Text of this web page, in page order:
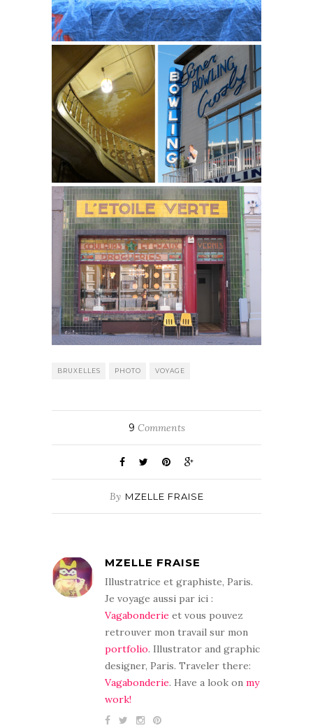
BRUXELLES PHOTO VOYAGE
9 Comments
By MZELLE FRAISE
MZELLE FRAISE
Illustratrice et graphiste, Paris.
Je voyage aussi par ici :
Vagabonderie et vous pouvez
retrouver mon travail sur mon
portfolio. Illustrator and graphic
designer, Paris. Traveler there:
Vagabonderie. Have a look on my
work!